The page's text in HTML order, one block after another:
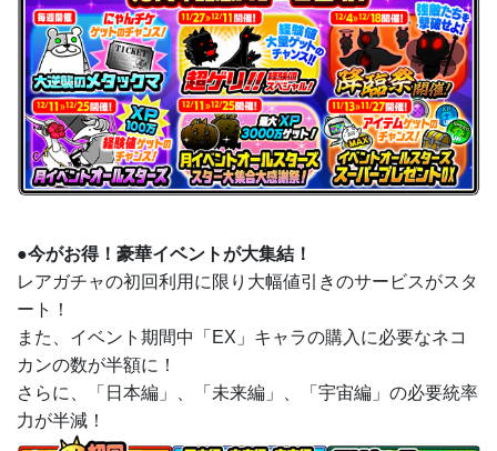
●今がお得！豪華イベントが大集結！
レアガチャの初回利用に限り大幅値引きのサービスがスタ
ート！
また、イベント期間中「EX」キャラの購入に必要なネコ
カンの数が半額に！
さらに、「日本編」、「未来編」、「宇宙編」の必要統率
力が半減！